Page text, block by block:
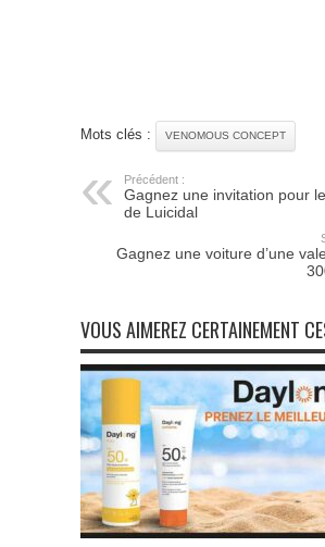
Mots clés : VENOMOUS CONCEPT
Précédent :
Gagnez une invitation pour
de Luicidal
Gagnez une voiture d’une
VOUS AIMEREZ CERTAINEMENT